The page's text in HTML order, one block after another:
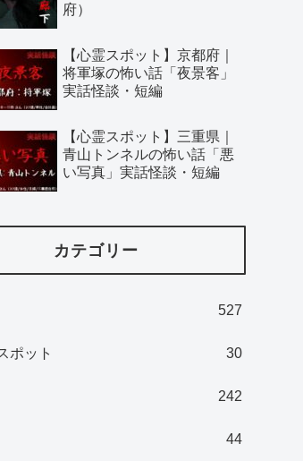
府）
【心霊スポット】京都府｜
将軍塚の怖い話「夜景客」
実話怪談・短編
【心霊スポット】三重県｜
青山トンネルの怖い話「悪
い写真」実話怪談・短編
カテゴリー
527
ポット 30
242
44